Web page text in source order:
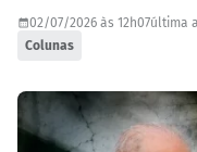
02/07/2026 às 12h07última
Colunas